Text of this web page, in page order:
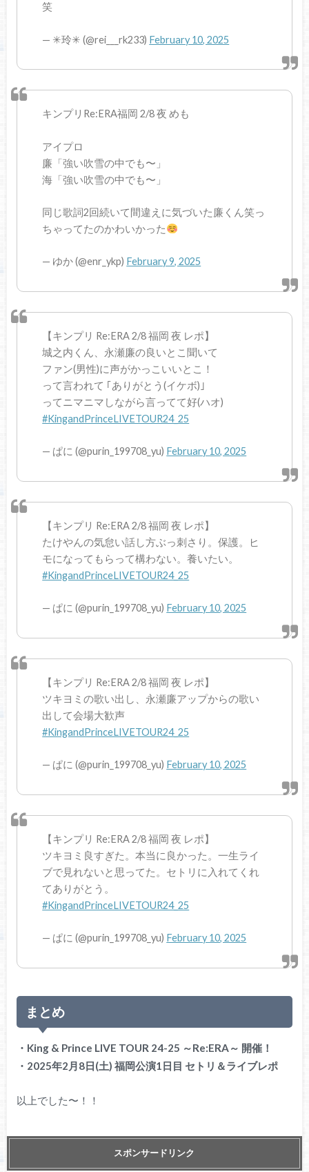
笑
— ✳︎玲✳︎ (@rei___rk233) February 10, 2025
キンプリRe:ERA福岡 2/8 夜 めも
アイプロ
廉「強い吹雪の中でも〜」
海「強い吹雪の中でも〜」
同じ歌詞2回続いて間違えに気づいた廉くん笑っ
ちゃってたのかわいかった
— ゆか (@enr_ykp) February 9, 2025
【キンプリ Re:ERA 2/8 福岡 夜 レポ】
城之内くん、永瀬廉の良いとこ聞いて
ファン(男性)に声がかっこいいとこ！
って言われて ｢ありがとう(イケボ)｣
ってニマニマしながら言ってて好(ハオ)
#KingandPrinceLIVETOUR24_25
— ぱに (@purin_199708_yu) February 10, 2025
【キンプリ Re:ERA 2/8 福岡 夜 レポ】
たけやんの気怠い話し方ぶっ刺さり。保護。ヒ
モになってもらって構わない。養いたい。
#KingandPrinceLIVETOUR24_25
— ぱに (@purin_199708_yu) February 10, 2025
【キンプリ Re:ERA 2/8 福岡 夜 レポ】
ツキヨミの歌い出し、永瀬廉アップからの歌い
出して会場大歓声
#KingandPrinceLIVETOUR24_25
— ぱに (@purin_199708_yu) February 10, 2025
【キンプリ Re:ERA 2/8 福岡 夜 レポ】
ツキヨミ良すぎた。本当に良かった。一生ライ
ブで見れないと思ってた。セトリに入れてくれ
てありがとう。
#KingandPrinceLIVETOUR24_25
— ぱに (@purin_199708_yu) February 10, 2025
まとめ
・King & Prince LIVE TOUR 24-25 ～Re:ERA～ 開催！
・2025年2月8日(土) 福岡公演1日目 セトリ＆ライブレポ
以上でした〜！！
スポンサードリンク